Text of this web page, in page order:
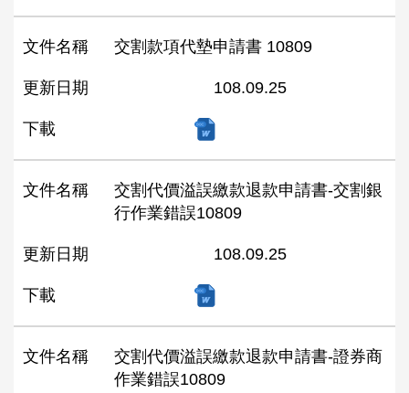
文件名稱 交割款項代墊申請書 10809
更新日期 108.09.25
下載
文件名稱
交割代價溢誤繳款退款申請書-交割銀
行作業錯誤10809
更新日期 108.09.25
下載
文件名稱
交割代價溢誤繳款退款申請書-證券商
作業錯誤10809